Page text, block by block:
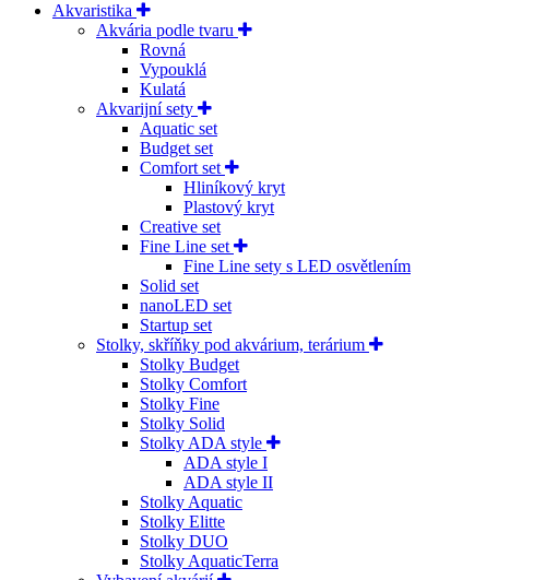
Akvaristika
Akvária podle tvaru
Rovná
Vypouklá
Kulatá
Akvarijní sety
Aquatic set
Budget set
Comfort set
Hliníkový kryt
Plastový kryt
Creative set
Fine Line set
Fine Line sety s LED osvětlením
Solid set
nanoLED set
Startup set
Stolky, skříňky pod akvárium, terárium
Stolky Budget
Stolky Comfort
Stolky Fine
Stolky Solid
Stolky ADA style
ADA style I
ADA style II
Stolky Aquatic
Stolky Elitte
Stolky DUO
Stolky AquaticTerra